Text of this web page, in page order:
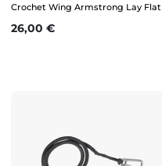
Crochet Wing Armstrong Lay Flat
Prix
26,00 €